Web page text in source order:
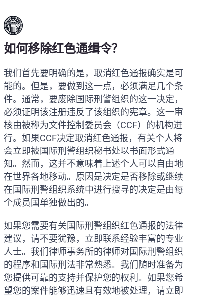
如何移除红色通缉令？
我们首先要明确的是，取消红色通报确实是可
能的。但是，要做到这一点，必须满足几个条
件。通常，要废除国际刑警组织的这一决定，
必须证明该注册违反了该组织的宪章。这一审
核由被称为文件控制委员会（CCF）的机构进
行。如果CCF决定取消红色通报，有关个人将
会立即被国际刑警组织秘书处以书面形式通
知。然而，这并不意味着上述个人可以自由地
在世界各地移动。原因是决定是否移除或继续
在国际刑警组织系统中进行搜寻的决定是由每
个成员国单独做出的。
如果您需要有关国际刑警组织红色通报的法律
建议，请不要犹豫，立即联系经验丰富的专业
人士。我们律师事务所的律师对国际刑警组织
的程序和国际刑法非常熟悉。我们随时准备为
您提供可靠的支持并保护您的权利。如果您希
望您的案件能够迅速且有效地被处理，请立即